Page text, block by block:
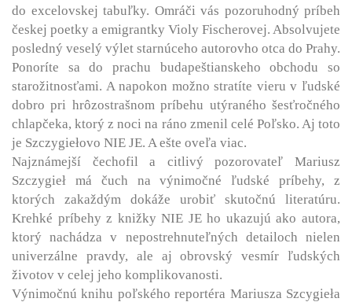
do excelovskej tabuľky. Omráči vás pozoruhodný príbeh
českej poetky a emigrantky Violy Fischerovej. Absolvujete
posledný veselý výlet starnúceho autorovho otca do Prahy.
Ponoríte sa do prachu budapeštianskeho obchodu so
starožitnosťami. A napokon možno stratíte vieru v ľudské
dobro pri hrôzostrašnom príbehu utýraného šesťročného
chlapčeka, ktorý z noci na ráno zmenil celé Poľsko. Aj toto
je Szczygiełovo NIE JE. A ešte oveľa viac.
Najznámejší čechofil a citlivý pozorovateľ Mariusz
Szczygieł má čuch na výnimočné ľudské príbehy, z
ktorých zakaždým dokáže urobiť skutočnú literatúru.
Krehké príbehy z knižky NIE JE ho ukazujú ako autora,
ktorý nachádza v nepostrehnuteľných detailoch nielen
univerzálne pravdy, ale aj obrovský vesmír ľudských
životov v celej jeho komplikovanosti.
Výnimočnú knihu poľského reportéra Mariusza Szcygieła